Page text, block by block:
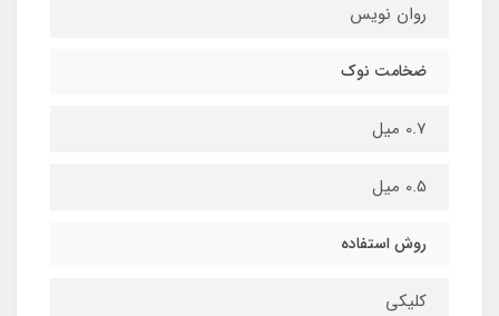
روان نویس
ضخامت نوک
0.7 میل
0.5 میل
روش استفاده
کلیکی